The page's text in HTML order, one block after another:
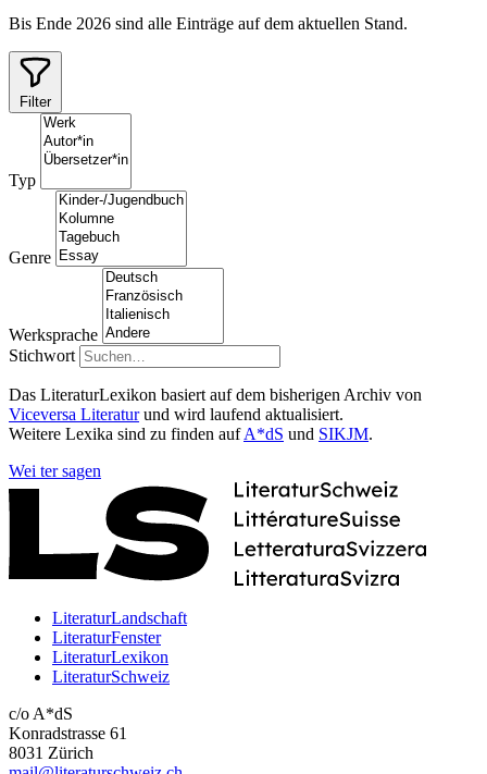
Bis Ende 2026 sind alle Einträge auf dem aktuellen Stand.
Filter
Typ
Genre
Werksprache
Stichwort
Das LiteraturLexikon basiert auf dem bisherigen Archiv von
Viceversa Literaturund wird laufend aktualisiert.
Weitere Lexika sind zu finden aufA*dS und SIKJM.
Wei ter sagen
LiteraturLandschaft
LiteraturFenster
LiteraturLexikon
LiteraturSchweiz
c/o A*dS
Konradstrasse 61
8031 Zürich